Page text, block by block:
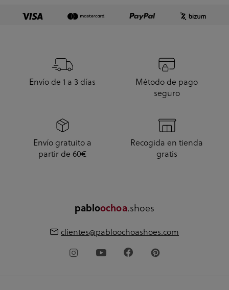
Envío de 1 a 3 días
Método de pago
seguro
Envío gratuito a
partir de 60€
Recogida en tienda
gratis
pabloochoa.shoes
clientes@pabloochoashoes.com